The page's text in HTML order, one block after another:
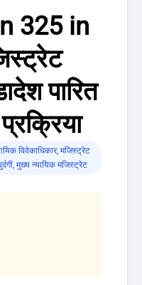
325 in
पारित
विवेकाधिकार, मजिस्ट्रेट
, मुख्य न्यायिक मजिस्ट्रेट